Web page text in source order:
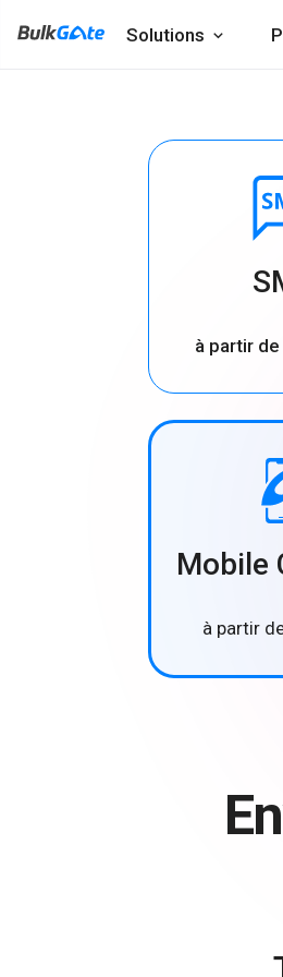
Solutions
à partir de
Mobile
à partir